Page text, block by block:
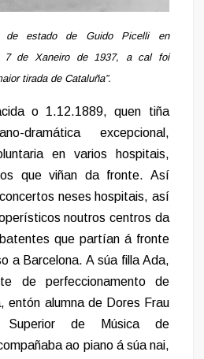
de estado de Guido Picelli en
7 de Xaneiro de 1937, a cal foi
tirada de Cataluña”.
o 1.12.1889, quen tiña
dramática excepcional,
en varios hospitais,
que viñan da fronte. Así
neses hospitais, así
noutros centros da
que partían á fronte
a Barcelona. A súa filla Ada,
de perfeccionamento de
entón alumna de Dores Frau
Superior de Música de
ao piano á súa nai,